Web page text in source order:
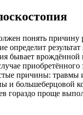
понять причину
определит
бывает врождённой
приобретённого
причины: травмы
и большеберцовой
гораздо проще